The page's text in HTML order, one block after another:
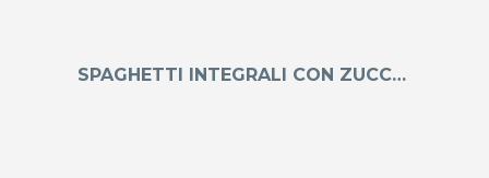
SPAGHETTI INTEGRALI CON ZUCCA E NOCCIOLE SU CREMA DI GORGONZOLA